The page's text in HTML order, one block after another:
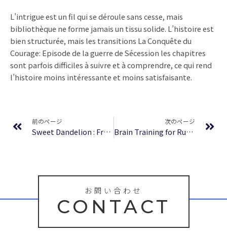
L’intrigue est un fil qui se déroule sans cesse, mais
bibliothèque ne forme jamais un tissu solide. L’histoire est
bien structurée, mais les transitions La Conquête du
Courage: Episode de la guerre de Sécession les chapitres
sont parfois difficiles à suivre et à comprendre, ce qui rend
l’histoire moins intéressante et moins satisfaisante.
前のページ
Sweet Dandelion : Free eBooks
次のページ
Brain Training for Runners : PDF Book Download
お問い合わせ
CONTACT